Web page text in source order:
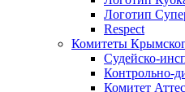
Логотип
Respect
Комитеты
Судейско-
Контрольно-
Комитет